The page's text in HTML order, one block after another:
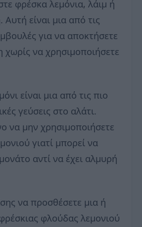
φρέσκα λεμόνια, λάιμ ή
Αυτή είναι μια από τις
για να αποκτήσετε
να χρησιμοποιήσετε
είναι μια από τις πιο
γεύσεις στο αλάτι.
να μην χρησιμοποιήσετε
γιατί μπορεί να
αντί να έχει αλμυρή
να προσθέσετε μια ή
φλούδας λεμονιού